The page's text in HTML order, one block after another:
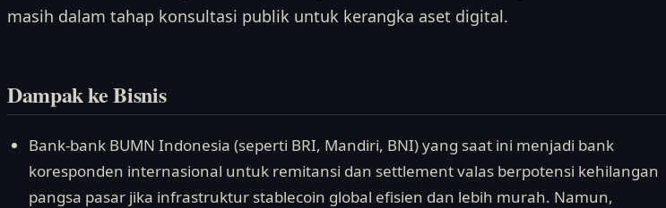
masih dalam tahap konsultasi publik untuk kerangka aset digital.
Dampak ke Bisnis
Bank-bank BUMN Indonesia (seperti BRI, Mandiri, BNI) yang saat ini menjadi bank
koresponden internasional untuk remitansi dan settlement valas berpotensi kehilangan
pangsa pasar jika infrastruktur stablecoin global efisien dan lebih murah. Namun,